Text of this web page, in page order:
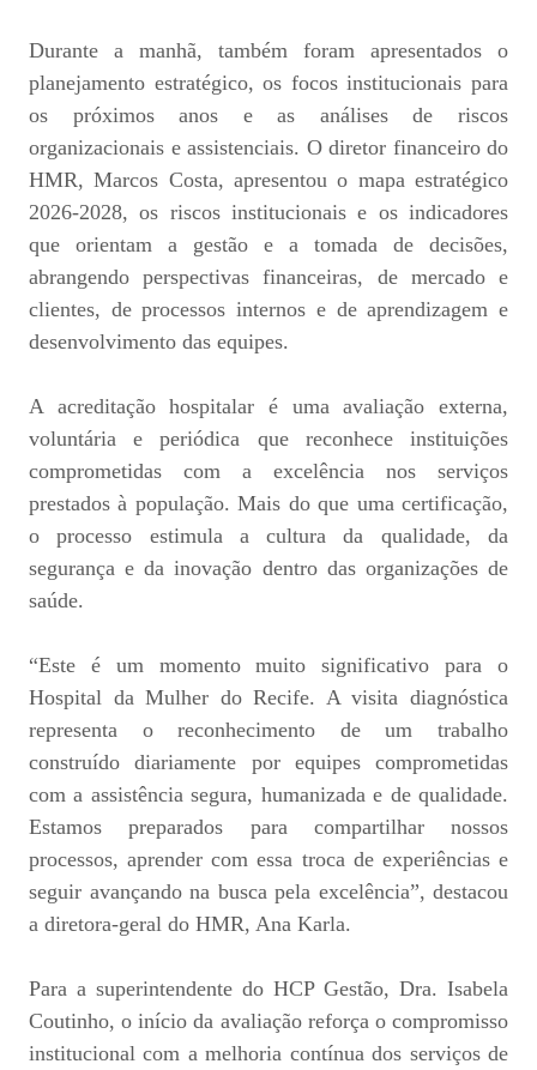
Durante a manhã, também foram apresentados o
planejamento estratégico, os focos institucionais para
os próximos anos e as análises de riscos
organizacionais e assistenciais. O diretor financeiro do
HMR, Marcos Costa, apresentou o mapa estratégico
2026-2028, os riscos institucionais e os indicadores
que orientam a gestão e a tomada de decisões,
abrangendo perspectivas financeiras, de mercado e
clientes, de processos internos e de aprendizagem e
desenvolvimento das equipes.
A acreditação hospitalar é uma avaliação externa,
voluntária e periódica que reconhece instituições
comprometidas com a excelência nos serviços
prestados à população. Mais do que uma certificação,
o processo estimula a cultura da qualidade, da
segurança e da inovação dentro das organizações de
saúde.
“Este é um momento muito significativo para o
Hospital da Mulher do Recife. A visita diagnóstica
representa o reconhecimento de um trabalho
construído diariamente por equipes comprometidas
com a assistência segura, humanizada e de qualidade.
Estamos preparados para compartilhar nossos
processos, aprender com essa troca de experiências e
seguir avançando na busca pela excelência”, destacou
a diretora-geral do HMR, Ana Karla.
Para a superintendente do HCP Gestão, Dra. Isabela
Coutinho, o início da avaliação reforça o compromisso
institucional com a melhoria contínua dos serviços de